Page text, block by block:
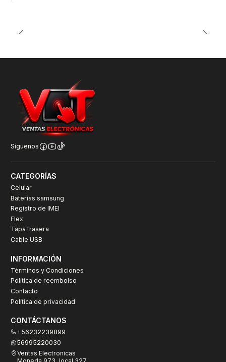
Síguenos
CATEGORÍAS
Celular
Baterías samsung
Registro de IMEI
Flex
Tapa trasera
Cable USB
INFORMACIÓN
Términos y Condiciones
Política de reembolso
Contacto
Política de privacidad
CONTÁCTANOS
+56232239899
56995220030
Ventas Electronicas